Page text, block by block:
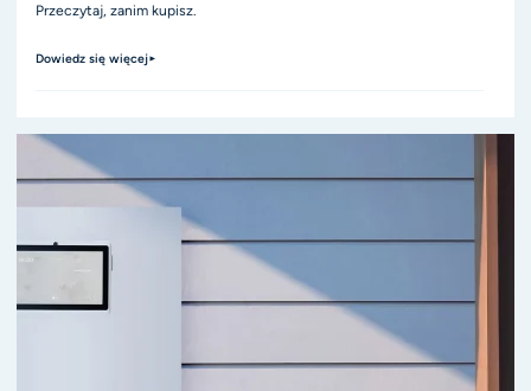
Przeczytaj, zanim kupisz.
Dowiedz się więcej